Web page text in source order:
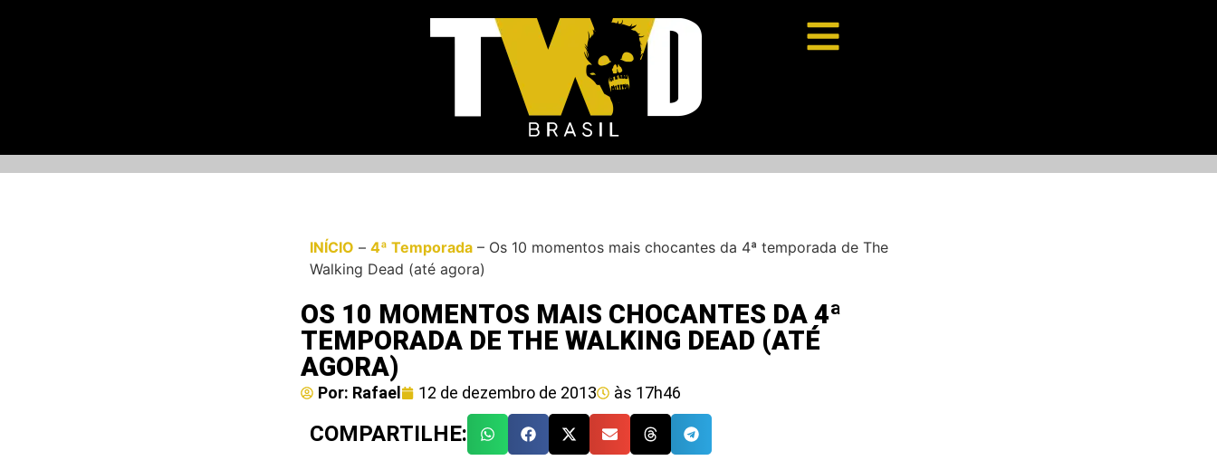
INÍCIO – 4ª Temporada – Os 10 momentos mais chocantes da 4ª temporada de The
Walking Dead (até agora)
OS 10 MOMENTOS MAIS CHOCANTES DA 4ª
TEMPORADA DE THE WALKING DEAD (ATÉ
AGORA)
Por: Rafael 12 de dezembro de 2013 às 17h46
COMPARTILHE: